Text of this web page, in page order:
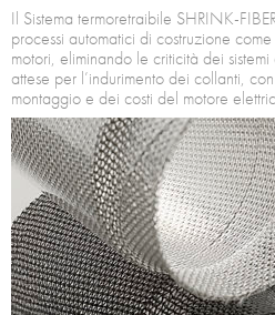
Il Sistema termoretraibile SHRINK-
processi automatici di costruzione
motori, eliminando le criticità dei
attese per l’indurimento dei collanti,
montaggio e dei costi del motore